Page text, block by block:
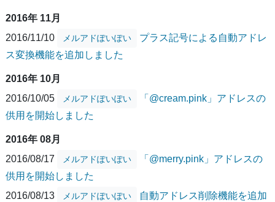
2016年 11月
2016/11/10
メルアドぽいぽい
プラス記号による自動アドレ
ス変換機能を追加しました
2016年 10月
2016/10/05
メルアドぽいぽい
「@cream.pink」アドレスの
供用を開始しました
2016年 08月
2016/08/17
メルアドぽいぽい
「@merry.pink」アドレスの
供用を開始しました
2016/08/13
メルアドぽいぽい
自動アドレス削除機能を追加